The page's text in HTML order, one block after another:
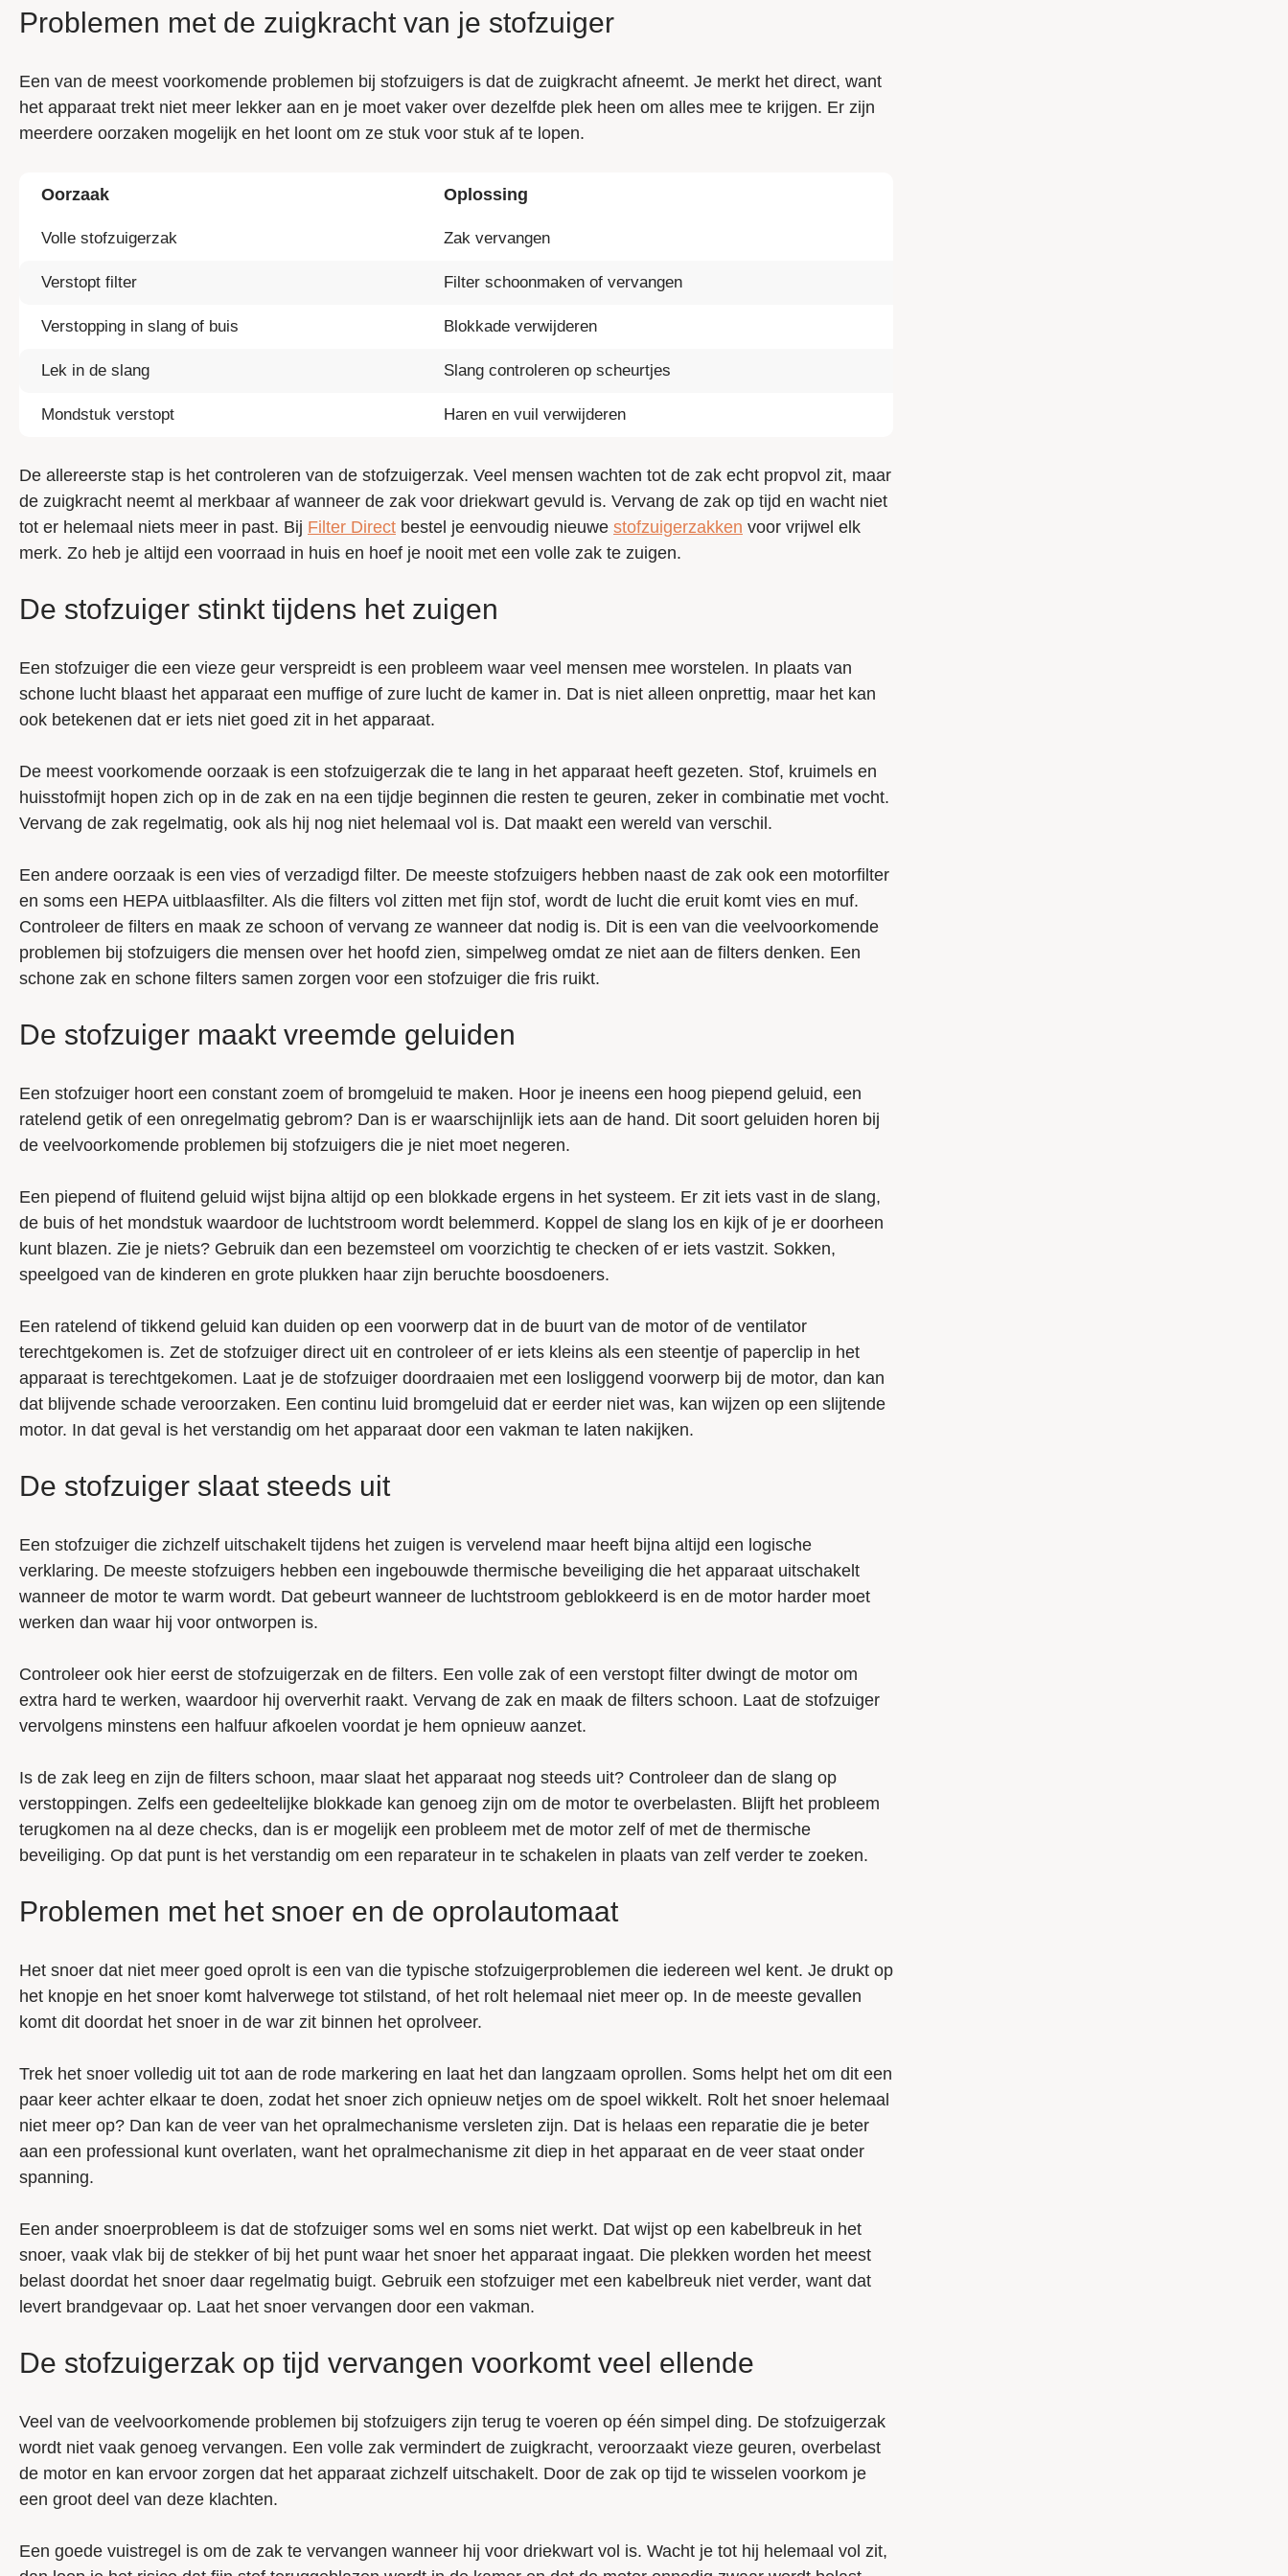
Problemen met de zuigkracht van je stofzuiger
Een van de meest voorkomende problemen bij stofzuigers is dat de zuigkracht afneemt. Je merkt het direct, want
het apparaat trekt niet meer lekker aan en je moet vaker over dezelfde plek heen om alles mee te krijgen. Er zijn
meerdere oorzaken mogelijk en het loont om ze stuk voor stuk af te lopen.
Oorzaak Oplossing
Volle stofzuigerzak Zak vervangen
Verstopt filter Filter schoonmaken of vervangen
Verstopping in slang of buis Blokkade verwijderen
Lek in de slang Slang controleren op scheurtjes
Mondstuk verstopt Haren en vuil verwijderen
De allereerste stap is het controleren van de stofzuigerzak. Veel mensen wachten tot de zak echt propvol zit, maar
de zuigkracht neemt al merkbaar af wanneer de zak voor driekwart gevuld is. Vervang de zak op tijd en wacht niet
tot er helemaal niets meer in past. Bij Filter Direct bestel je eenvoudig nieuwe stofzuigerzakken voor vrijwel elk
merk. Zo heb je altijd een voorraad in huis en hoef je nooit met een volle zak te zuigen.
De stofzuiger stinkt tijdens het zuigen
Een stofzuiger die een vieze geur verspreidt is een probleem waar veel mensen mee worstelen. In plaats van
schone lucht blaast het apparaat een muffige of zure lucht de kamer in. Dat is niet alleen onprettig, maar het kan
ook betekenen dat er iets niet goed zit in het apparaat.
De meest voorkomende oorzaak is een stofzuigerzak die te lang in het apparaat heeft gezeten. Stof, kruimels en
huisstofmijt hopen zich op in de zak en na een tijdje beginnen die resten te geuren, zeker in combinatie met vocht.
Vervang de zak regelmatig, ook als hij nog niet helemaal vol is. Dat maakt een wereld van verschil.
Een andere oorzaak is een vies of verzadigd filter. De meeste stofzuigers hebben naast de zak ook een motorfilter
en soms een HEPA uitblaasfilter. Als die filters vol zitten met fijn stof, wordt de lucht die eruit komt vies en muf.
Controleer de filters en maak ze schoon of vervang ze wanneer dat nodig is. Dit is een van die veelvoorkomende
problemen bij stofzuigers die mensen over het hoofd zien, simpelweg omdat ze niet aan de filters denken. Een
schone zak en schone filters samen zorgen voor een stofzuiger die fris ruikt.
De stofzuiger maakt vreemde geluiden
Een stofzuiger hoort een constant zoem of bromgeluid te maken. Hoor je ineens een hoog piepend geluid, een
ratelend getik of een onregelmatig gebrom? Dan is er waarschijnlijk iets aan de hand. Dit soort geluiden horen bij
de veelvoorkomende problemen bij stofzuigers die je niet moet negeren.
Een piepend of fluitend geluid wijst bijna altijd op een blokkade ergens in het systeem. Er zit iets vast in de slang,
de buis of het mondstuk waardoor de luchtstroom wordt belemmerd. Koppel de slang los en kijk of je er doorheen
kunt blazen. Zie je niets? Gebruik dan een bezemsteel om voorzichtig te checken of er iets vastzit. Sokken,
speelgoed van de kinderen en grote plukken haar zijn beruchte boosdoeners.
Een ratelend of tikkend geluid kan duiden op een voorwerp dat in de buurt van de motor of de ventilator
terechtgekomen is. Zet de stofzuiger direct uit en controleer of er iets kleins als een steentje of paperclip in het
apparaat is terechtgekomen. Laat je de stofzuiger doordraaien met een losliggend voorwerp bij de motor, dan kan
dat blijvende schade veroorzaken. Een continu luid bromgeluid dat er eerder niet was, kan wijzen op een slijtende
motor. In dat geval is het verstandig om het apparaat door een vakman te laten nakijken.
De stofzuiger slaat steeds uit
Een stofzuiger die zichzelf uitschakelt tijdens het zuigen is vervelend maar heeft bijna altijd een logische
verklaring. De meeste stofzuigers hebben een ingebouwde thermische beveiliging die het apparaat uitschakelt
wanneer de motor te warm wordt. Dat gebeurt wanneer de luchtstroom geblokkeerd is en de motor harder moet
werken dan waar hij voor ontworpen is.
Controleer ook hier eerst de stofzuigerzak en de filters. Een volle zak of een verstopt filter dwingt de motor om
extra hard te werken, waardoor hij oververhit raakt. Vervang de zak en maak de filters schoon. Laat de stofzuiger
vervolgens minstens een halfuur afkoelen voordat je hem opnieuw aanzet.
Is de zak leeg en zijn de filters schoon, maar slaat het apparaat nog steeds uit? Controleer dan de slang op
verstoppingen. Zelfs een gedeeltelijke blokkade kan genoeg zijn om de motor te overbelasten. Blijft het probleem
terugkomen na al deze checks, dan is er mogelijk een probleem met de motor zelf of met de thermische
beveiliging. Op dat punt is het verstandig om een reparateur in te schakelen in plaats van zelf verder te zoeken.
Problemen met het snoer en de oprolautomaat
Het snoer dat niet meer goed oprolt is een van die typische stofzuigerproblemen die iedereen wel kent. Je drukt op
het knopje en het snoer komt halverwege tot stilstand, of het rolt helemaal niet meer op. In de meeste gevallen
komt dit doordat het snoer in de war zit binnen het oprolveer.
Trek het snoer volledig uit tot aan de rode markering en laat het dan langzaam oprollen. Soms helpt het om dit een
paar keer achter elkaar te doen, zodat het snoer zich opnieuw netjes om de spoel wikkelt. Rolt het snoer helemaal
niet meer op? Dan kan de veer van het opralmechanisme versleten zijn. Dat is helaas een reparatie die je beter
aan een professional kunt overlaten, want het opralmechanisme zit diep in het apparaat en de veer staat onder
spanning.
Een ander snoerprobleem is dat de stofzuiger soms wel en soms niet werkt. Dat wijst op een kabelbreuk in het
snoer, vaak vlak bij de stekker of bij het punt waar het snoer het apparaat ingaat. Die plekken worden het meest
belast doordat het snoer daar regelmatig buigt. Gebruik een stofzuiger met een kabelbreuk niet verder, want dat
levert brandgevaar op. Laat het snoer vervangen door een vakman.
De stofzuigerzak op tijd vervangen voorkomt veel ellende
Veel van de veelvoorkomende problemen bij stofzuigers zijn terug te voeren op één simpel ding. De stofzuigerzak
wordt niet vaak genoeg vervangen. Een volle zak vermindert de zuigkracht, veroorzaakt vieze geuren, overbelast
de motor en kan ervoor zorgen dat het apparaat zichzelf uitschakelt. Door de zak op tijd te wisselen voorkom je
een groot deel van deze klachten.
Een goede vuistregel is om de zak te vervangen wanneer hij voor driekwart vol is. Wacht je tot hij helemaal vol zit,